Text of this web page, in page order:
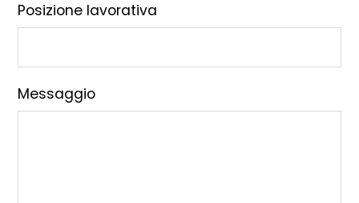
Posizione lavorativa
Messaggio